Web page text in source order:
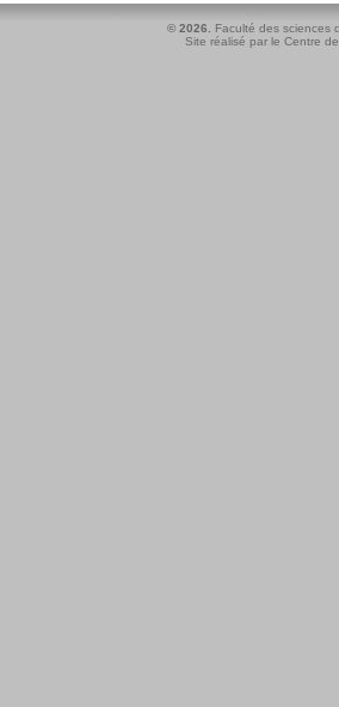
© 2026.
Faculté des sciences
Site réalisé par le Centre